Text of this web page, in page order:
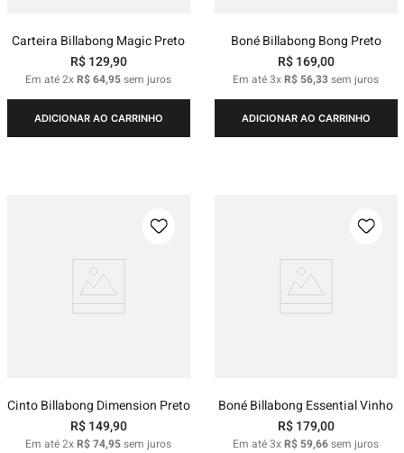
Carteira Billabong Magic Preto
R$ 129,90
Em até2xR$64,95sem juros
ADICIONAR AO CARRINHO
Boné Billabong Bong Preto
R$ 169,00
Em até3xR$ 56,33sem juros
ADICIONAR AO CARRINHO
Cinto Billabong Dimension Preto
R$ 149,90
Em até2xR$74,95sem juros
Boné Billabong Essential Vinho
R$ 179,00
Em até3xR$ 59,66sem juros